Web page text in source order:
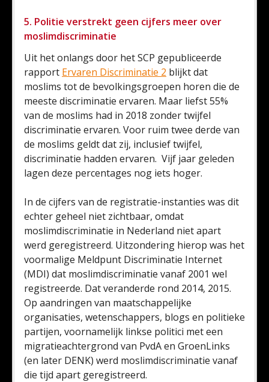
5. Politie verstrekt geen cijfers meer over
moslimdiscriminatie
Uit het onlangs door het SCP gepubliceerde
rapport Ervaren Discriminatie 2 blijkt dat
moslims tot de bevolkingsgroepen horen die de
meeste discriminatie ervaren. Maar liefst 55%
van de moslims had in 2018 zonder twijfel
discriminatie ervaren. Voor ruim twee derde van
de moslims geldt dat zij, inclusief twijfel,
discriminatie hadden ervaren. Vijf jaar geleden
lagen deze percentages nog iets hoger.
In de cijfers van de registratie-instanties was dit
echter geheel niet zichtbaar, omdat
moslimdiscriminatie in Nederland niet apart
werd geregistreerd. Uitzondering hierop was het
voormalige Meldpunt Discriminatie Internet
(MDI) dat moslimdiscriminatie vanaf 2001 wel
registreerde. Dat veranderde rond 2014, 2015.
Op aandringen van maatschappelijke
organisaties, wetenschappers, blogs en politieke
partijen, voornamelijk linkse politici met een
migratieachtergrond van PvdA en GroenLinks
(en later DENK) werd moslimdiscriminatie vanaf
die tijd apart geregistreerd.